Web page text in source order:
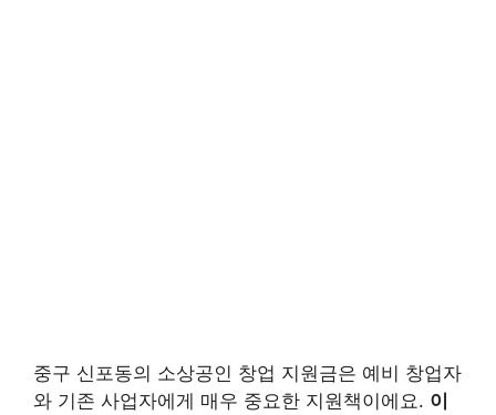
중구 신포동의 소상공인 창업 지원금은 예비 창업자
와 기존 사업자에게 매우 중요한 지원책이에요. 이